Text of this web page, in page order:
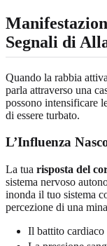
Segnali di
Quando la rabbia
parla attraverso una
possono intensificare
di essere turbato.
L’Influenza
La tua risposta del
sistema nervoso
inonda il tuo sistema
percezione di una
Il battito cardiaco